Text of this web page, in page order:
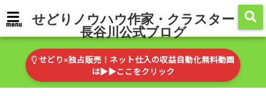
menu せどりノウハウ作家・クラスター
長谷川公式ブログ
せどり×独占販売！ネット仕入の収益自動化無料動画
は▶︎▶︎ここをクリック